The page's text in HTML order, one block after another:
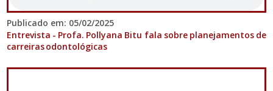
Publicado em: 05/02/2025
Entrevista - Profa. Pollyana Bitu fala sobre planejamentos de
carreiras odontológicas